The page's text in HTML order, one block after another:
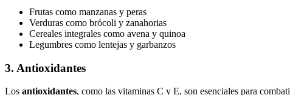
Frutas como manzanas y peras
Verduras como brócoli y zanahorias
Cereales integrales como avena y quinoa
Legumbres como lentejas y garbanzos
3. Antioxidantes
Los antioxidantes, como las vitaminas C y E, son esenciales para